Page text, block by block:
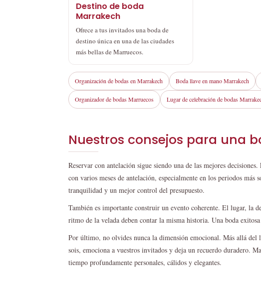
Destino de boda
Marrakech
Ofrece a tus invitados una boda de
destino única en una de las ciudades
más bellas de Marruecos.
Organización de bodas en Marrakech Boda llave en mano Marrakech
Organizador de bodas Marruecos Lugar de celebración de bodas
Nuestros consejos para una
Reservar con antelación sigue siendo una de las mejores
con varios meses de antelación, especialmente en los periodos
tranquilidad y un mejor control del presupuesto.
También es importante construir un evento coherente. El lugar,
ritmo de la velada deben contar la misma historia. Una boda
Por último, no olvides nunca la dimensión emocional. Más allá del
sois, emociona a vuestros invitados y deja un recuerdo duradero.
tiempo profundamente personales, cálidos y elegantes.